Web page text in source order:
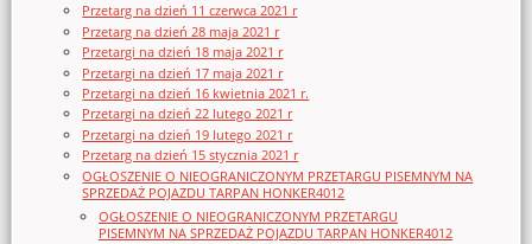
Przetarg na dzień 11 czerwca 2021 r
Przetarg na dzień 28 maja 2021 r
Przetargi na dzień 18 maja 2021 r
Przetargi na dzień 17 maja 2021 r
Przetargi na dzień 16 kwietnia 2021 r.
Przetargi na dzień 22 lutego 2021 r
Przetargi na dzień 19 lutego 2021 r
Przetarg na dzień 15 stycznia 2021 r
OGŁOSZENIE O NIEOGRANICZONYM PRZETARGU PISEMNYM NA
SPRZEDAŻ POJAZDU TARPAN HONKER4012
OGŁOSZENIE O NIEOGRANICZONYM PRZETARGU
PISEMNYM NA SPRZEDAŻ POJAZDU TARPAN HONKER4012